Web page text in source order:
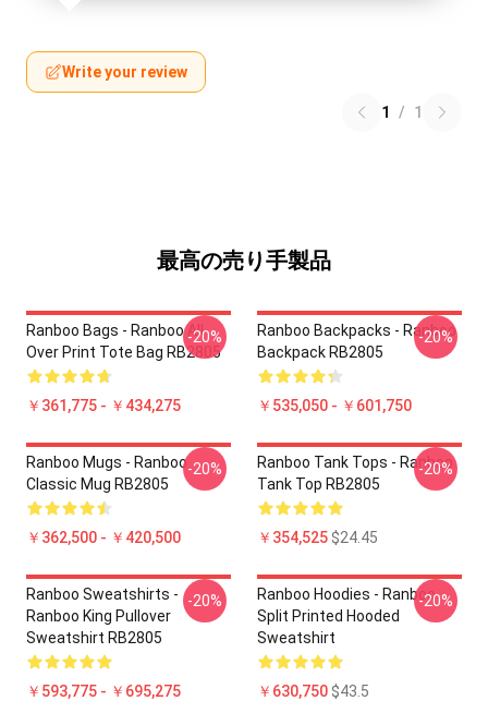
Write your review
1 / 1
最高の売り手製品
Ranboo Bags - Ranboo All
Over Print Tote Bag RB2805
￥361,775 - ￥434,275
-20%
Ranboo Backpacks - Ranboo
Backpack RB2805
￥535,050 - ￥601,750
-20%
Ranboo Mugs - Ranboo
Classic Mug RB2805
￥362,500 - ￥420,500
-20%
Ranboo Tank Tops - Ranboo
Tank Top RB2805
￥354,525$24.45
-20%
Ranboo Sweatshirts -
Ranboo King Pullover
Sweatshirt RB2805
￥593,775 - ￥695,275
-20%
Ranboo Hoodies - Ranboo
Split Printed Hooded
Sweatshirt
￥630,750$43.5
-20%